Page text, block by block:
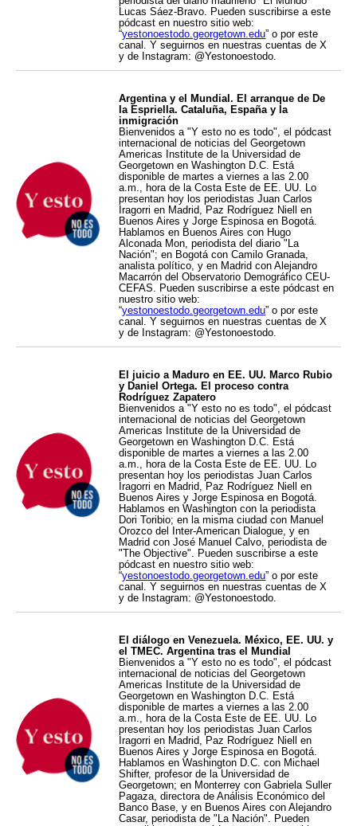
Lucas Sáez-Bravo. Pueden suscribirse a este
pódcast en nuestro sitio web:
“yestonoestodo.georgetown.edu” o por este
canal. Y seguirnos en nuestras cuentas de X
y de Instagram: @Yestonoestodo.
Argentina y el Mundial. El arranque de De
la Espriella. Cataluña, España y la
inmigración
Bienvenidos a "Y esto no es todo", el pódcast
internacional de noticias del Georgetown
Americas Institute de la Universidad de
Georgetown en Washington D.C. Está
disponible de martes a viernes a las 2.00
a.m., hora de la Costa Este de EE. UU. Lo
presentan hoy los periodistas Juan Carlos
Iragorri en Madrid, Paz Rodríguez Niell en
Buenos Aires y Jorge Espinosa en Bogotá.
Hablamos en Buenos Aires con Hugo
Alconada Mon, periodista del diario "La
Nación"; en Bogotá con Camilo Granada,
analista político, y en Madrid con Alejandro
Macarrón del Observatorio Demográfico CEU-
CEFAS. Pueden suscribirse a este pódcast en
nuestro sitio web:
“yestonoestodo.georgetown.edu” o por este
canal. Y seguirnos en nuestras cuentas de X
y de Instagram: @Yestonoestodo.
El juicio a Maduro en EE. UU. Marco Rubio
y Daniel Ortega. El proceso contra
Rodríguez Zapatero
Bienvenidos a "Y esto no es todo", el pódcast
internacional de noticias del Georgetown
Americas Institute de la Universidad de
Georgetown en Washington D.C. Está
disponible de martes a viernes a las 2.00
a.m., hora de la Costa Este de EE. UU. Lo
presentan hoy los periodistas Juan Carlos
Iragorri en Madrid, Paz Rodríguez Niell en
Buenos Aires y Jorge Espinosa en Bogotá.
Hablamos en Washington con la periodista
Dori Toribio; en la misma ciudad con Manuel
Orozco del Inter-American Dialogue, y en
Madrid con José Manuel Calvo, periodista de
"The Objective". Pueden suscribirse a este
pódcast en nuestro sitio web:
“yestonoestodo.georgetown.edu” o por este
canal. Y seguirnos en nuestras cuentas de X
y de Instagram: @Yestonoestodo.
El diálogo en Venezuela. México, EE. UU. y
el TMEC. Argentina tras el Mundial
Bienvenidos a "Y esto no es todo", el pódcast
internacional de noticias del Georgetown
Americas Institute de la Universidad de
Georgetown en Washington D.C. Está
disponible de martes a viernes a las 2.00
a.m., hora de la Costa Este de EE. UU. Lo
presentan hoy los periodistas Juan Carlos
Iragorri en Madrid, Paz Rodríguez Niell en
Buenos Aires y Jorge Espinosa en Bogotá.
Hablamos en Washington D.C. con Michael
Shifter, profesor de la Universidad de
Georgetown; en Monterrey con Gabriela Suller
Pagaza, directora de Análisis Económico del
Banco Base, y en Buenos Aires con Alejandro
Casar, periodista de "La Nación". Pueden